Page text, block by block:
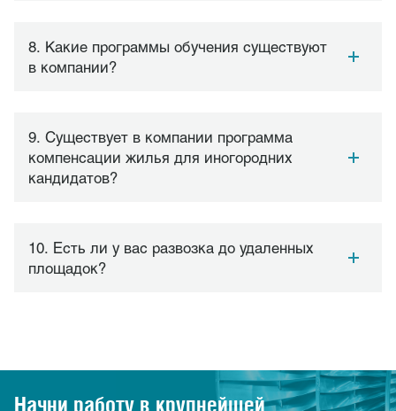
8. Какие программы обучения существуют
в компании?
9. Существует в компании программа
компенсации жилья для иногородних
кандидатов?
10. Есть ли у вас развозка до удаленных
площадок?
Начни работу в крупнейшей